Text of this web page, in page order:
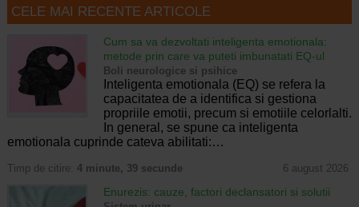
CELE MAI RECENTE ARTICOLE
Cum sa va dezvoltati inteligenta emotionala:
metode prin care va puteti imbunatati EQ-ul
Boli neurologice si psihice
Inteligenta emotionala (EQ) se refera la
capacitatea de a identifica si gestiona
propriile emotii, precum si emotiile celorlalti.
In general, se spune ca inteligenta
emotionala cuprinde cateva abilitati:…
Timp de citire: 4 minute, 39 secunde 6 august 2026
Enurezis: cauze, factori declansatori si solutii